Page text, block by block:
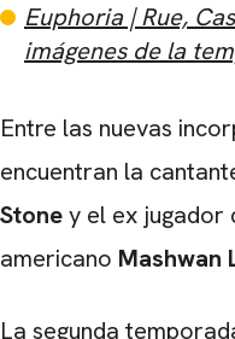
Euphoria | Rue,
imágenes de la
Entre las nuevas
encuentran la
Stoney el ex jugador
americano Mashwan
La segunda